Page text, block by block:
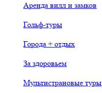
Аренда вилл и замков
Гольф-туры
Города + отдых
За здоровьем
Мультистрановые туры